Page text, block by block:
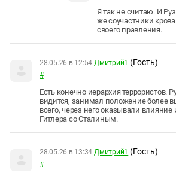
Я так не считаю. И
же соучастники
своего правления.
28.05.26 в 12:54 Дмитрий1 (Гость)
#
Есть конечно иерархия террористов.
видится, занимал положение более
всего, через него оказывали
Гитлера со Сталиным.
28.05.26 в 13:34 Дмитрий1 (Гость)
#